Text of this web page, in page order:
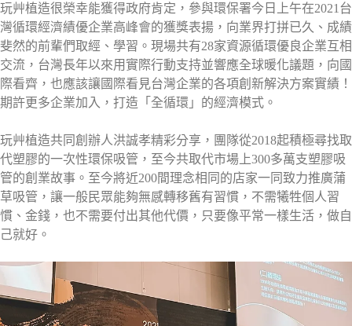
玩艸植造很榮幸能獲得政府肯定，參與環保署今日上午在2021台
灣循環經濟績優企業高峰會的獲獎表揚，向業界打拼已久、成績
斐然的前輩們取經、學習。現場共有28家資源循環優良企業互相
交流，台灣長年以來用實際行動支持並響應全球暖化議題，向國
際看齊，也應該讓國際看見台灣企業的各項創新解決方案實績！
期許更多企業加入，打造「全循環」的經濟模式。
玩艸植造共同創辦人洪誠孝精彩分享，團隊從2018起積極尋找取
代塑膠的一次性環保吸管，至今共取代市場上300多萬支塑膠吸
管的創業故事。至今將近200間理念相同的店家一同致力推廣蒲
草吸管，讓一般民眾能夠無感轉移舊有習慣，不需犧牲個人習
慣、金錢，也不需要付出其他代價，只要像平常一樣生活，做自
己就好。